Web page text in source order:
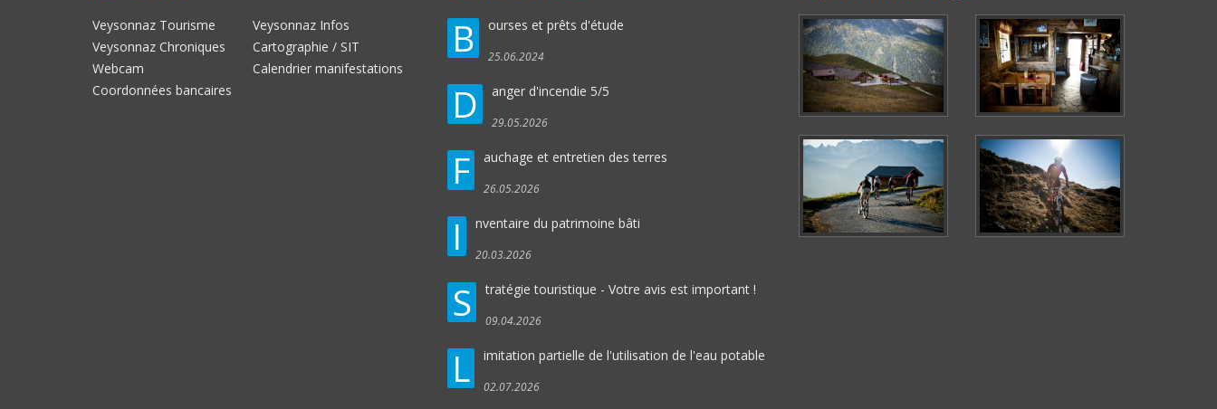
Veysonnaz Tourisme
Veysonnaz Infos
Veysonnaz Chroniques
Cartographie / SIT
Webcam
Calendrier manifestations
Coordonnées bancaires
B ourses et prêts d'étude
25.06.2024
D anger d'incendie 5/5
29.05.2026
F auchage et entretien des terres
26.05.2026
I nventaire du patrimoine bâti
20.03.2026
S tratégie touristique - Votre avis est important !
09.04.2026
L imitation partielle de l'utilisation de l'eau potable
02.07.2026